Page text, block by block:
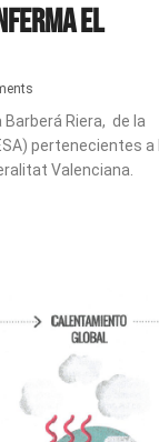
el
Riera, de la
pertenecientes a
Valenciana.